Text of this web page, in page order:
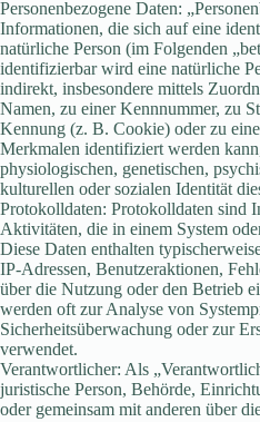
Personenbezogene Daten:
Informationen, die sich auf eine
natürliche Person (im Folgenden
identifizierbar wird eine natürliche
indirekt, insbesondere mittels
Namen, zu einer Kennnummer, zu
Kennung (z. B. Cookie) oder zu
Merkmalen identifiziert werden
physiologischen, genetischen,
kulturellen oder sozialen Identität
Protokolldaten: Protokolldaten sind
Aktivitäten, die in einem System
Diese Daten enthalten
IP-Adressen, Benutzeraktionen,
über die Nutzung oder den Betrieb
werden oft zur Analyse von
Sicherheitsüberwachung oder zur
verwendet.
Verantwortlicher: Als
juristische Person, Behörde,
oder gemeinsam mit anderen über